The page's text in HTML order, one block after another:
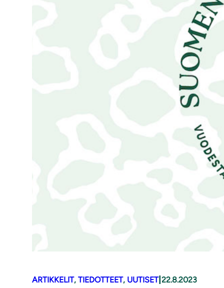
ARTIKKELIT, TIEDOTTEET, UUTISET| 22.8.2023